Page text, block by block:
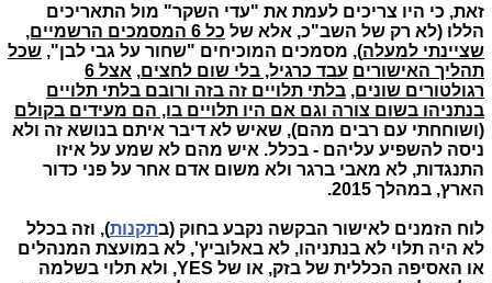
זאת, כי היו צריכים לעמת את "עדי השקר" מול התאריכים
הללו (לא רק של השב"כ, אלא של
כל 6 המסמכים הרשמיים,
שציינתי למעלה), מסמכים המוכיחים "שחור על גבי לבן", שכל
תהליך האישורים עבד כרגיל, בלי שום לחצים,
אצל 6
רגולטורים שונים, בלתי תלויים זה בזה ורובם בלתי תלויים
בנתניהו בשום צורה וגם אם היו תלויים בו, הם מעידים בקולם
(ושוחחתי עם רבים מהם), שאיש לא דיבר איתם בנושא זה ולא
ניסה להשפיע עליהם - בכלל. איש מהם לא שמע על איזו
התנגדות, לא מאבי ברגר ולא משום אדם אחר על פני כדור
הארץ, במהלך 2015.
לוח הזמנים לאישור הבקשה נקבע בחוק (בתקנות), וזה בכלל
לא היה תלוי לא בנתניהו, לא באלוביץ', לא במועצת המנהלים
או האסיפה הכללית של בזק, או של YES, ולא תלוי בשלמה